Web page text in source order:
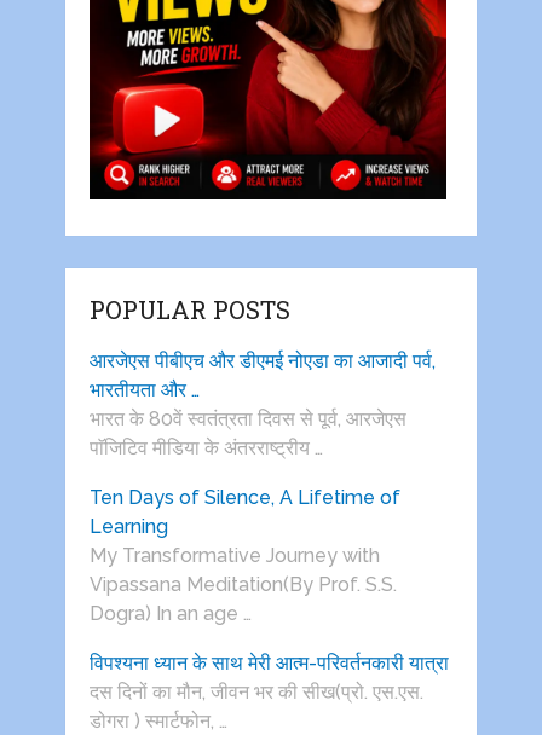
POPULAR POSTS
आरजेएस पीबीएच और डीएमई नोएडा का आजादी पर्व,
भारतीयता और …
भारत के 80वें स्वतंत्रता दिवस से पूर्व, आरजेएस
पाॅजिटिव मीडिया के अंतरराष्ट्रीय …
Ten Days of Silence, A Lifetime of
Learning
My Transformative Journey with
Vipassana Meditation(By Prof. S.S.
Dogra) In an age …
विपश्यना ध्यान के साथ मेरी आत्म-परिवर्तनकारी यात्रा
दस दिनों का मौन, जीवन भर की सीख(प्रो. एस.एस.
डोगरा ) स्मार्टफोन, …